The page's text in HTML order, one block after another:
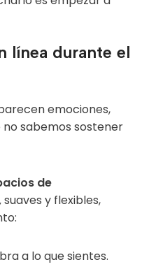
línea durante el
emociones,
no sabemos sostener
de
suaves y flexibles,
a lo que sientes.